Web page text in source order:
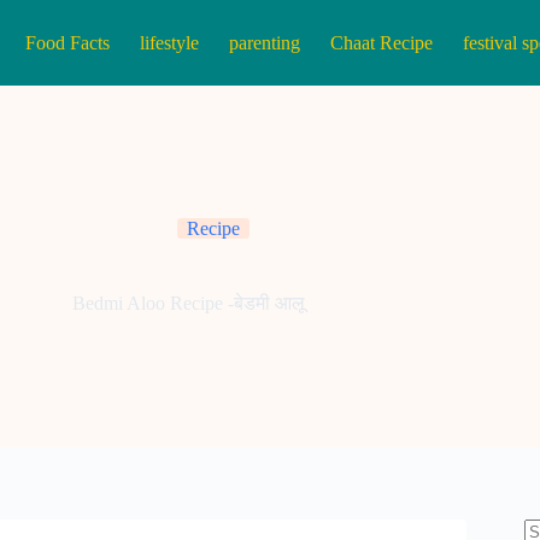
Food Facts lifestyle parenting Chaat Recipe festival
Recipe
Bedmi Aloo Recipe -बेडमी आलू